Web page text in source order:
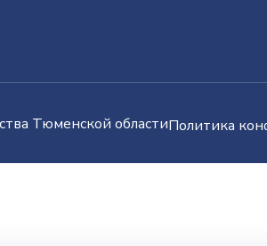
Тюменской областиПолитика